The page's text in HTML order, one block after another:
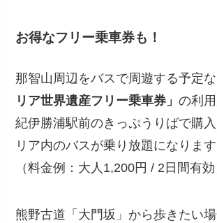
お得なフリー乗車券も！
那智山周辺をバスで周遊する予定な
リア世界遺産フリー乗車券」の利
紀伊勝浦駅前のきっぷうりばで購
リア内のバスが乗り放題になります
（料金例：大人1,200円 / 2日間有効
熊野古道「大門坂」から歩きたい